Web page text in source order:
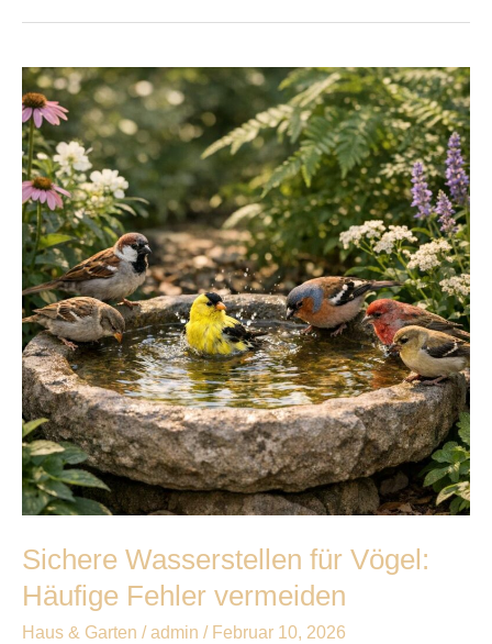
Sichere Wasserstellen für Vögel:
Häufige Fehler vermeiden
Haus & Garten /admin / Februar 10, 2026
Sichere
Wasserstellen
für
Vögel:
Häufige
Fehler
vermeiden